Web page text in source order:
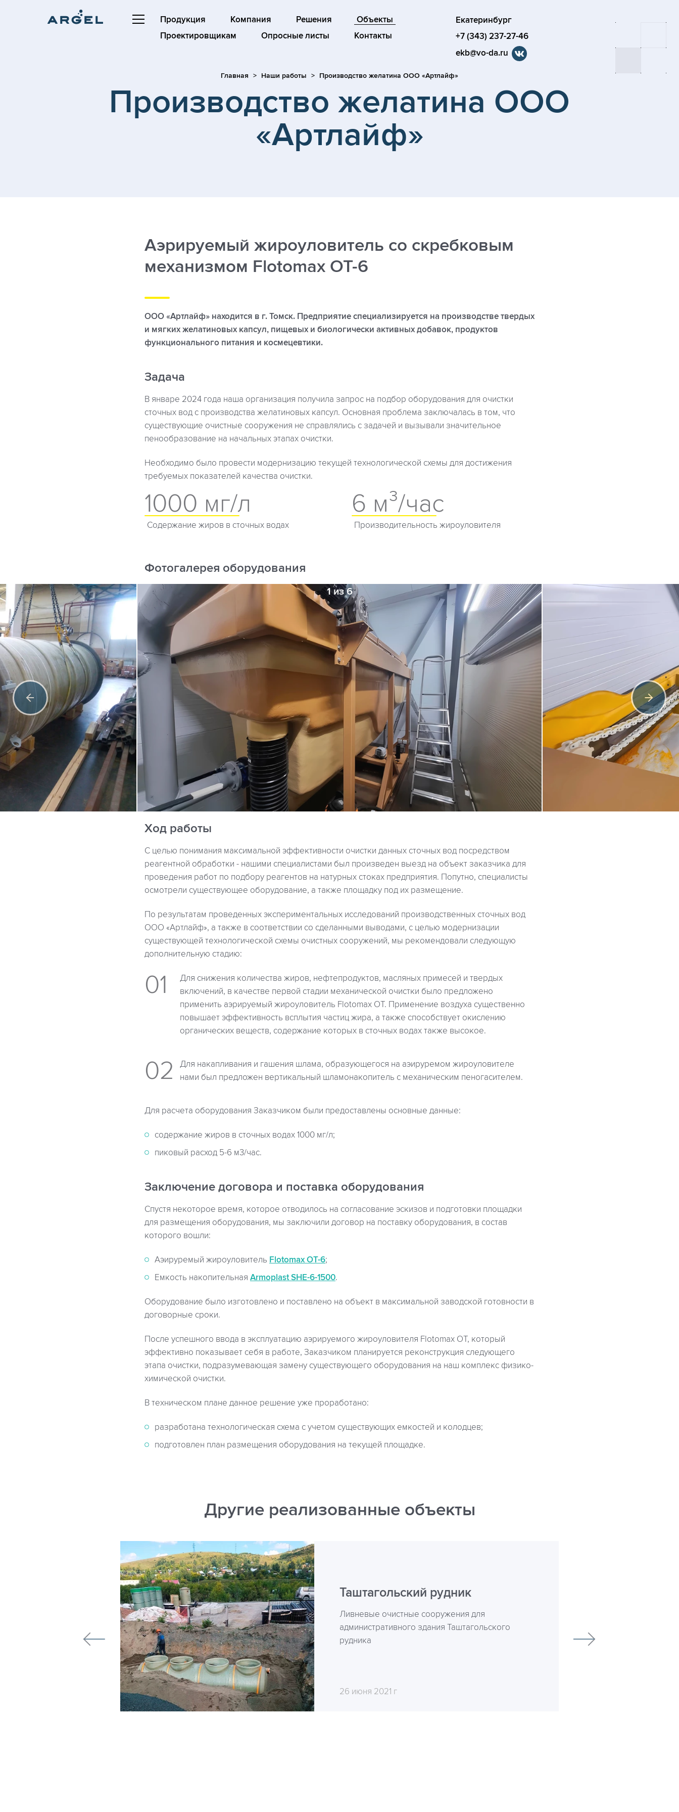
Продукция Компания Решения
Объекты
Проектировщикам
Опросные листы Контакты
Екатеринбург
+7 (343) 237-27-46
ekb@vo-da.ru
Главная Наши работы Производство желатина ООО «Артлайф»
Производство желатина ООО
«Артлайф»
Аэрируемый жироуловитель со скребковым
механизмом Flotomax OT-6
ООО «Артлайф» находится в г. Томск. Предприятие специализируется на производстве твердых
и мягких желатиновых капсул, пищевых и биологически активных добавок, продуктов
функционального питания и космецевтики.
Задача
В январе 2024 года наша организация получила запрос на подбор оборудования для очистки
сточных вод с производства желатиновых капсул. Основная проблема заключалась в том, что
существующие очистные сооружения не справлялись с задачей и вызывали значительное
пенообразование на начальных этапах очистки.
Необходимо было провести модернизацию текущей технологической схемы для достижения
требуемых показателей качества очистки.
1000 мг/л
Содержание жиров в сточных водах
6 м³/час
Производительность жироуловителя
Фотогалерея оборудования
1 из 6
Ход работы
С целью понимания максимальной эффективности очистки данных сточных вод посредством
реагентной обработки - нашими специалистами был произведен выезд на объект заказчика для
проведения работ по подбору реагентов на натурных стоках предприятия. Попутно, специалисты
осмотрели существующее оборудование, а также площадку под их размещение.
По результатам проведенных экспериментальных исследований производственных сточных вод
ООО «Артлайф», а также в соответствии со сделанными выводами, с целью модернизации
существующей технологической схемы очистных сооружений, мы рекомендовали следующую
дополнительную стадию:
Для снижения количества жиров, нефтепродуктов, масляных примесей и твердых
включений, в качестве первой стадии механической очистки было предложено
применить аэрируемый жироуловитель Flotomax OT. Применение воздуха существенно
повышает эффективность всплытия частиц жира, а также способствует окислению
органических веществ, содержание которых в сточных водах также высокое.
Для накапливания и гашения шлама, образующегося на аэируремом жироуловителе
нами был предложен вертикальный шламонакопитель с механическим пеногасителем.
Для расчета оборудования Заказчиком были предоставлены основные данные:
содержание жиров в сточных водах 1000 мг/л;
пиковый расход 5-6 м3/час.
Заключение договора и поставка оборудования
Спустя некоторое время, которое отводилось на согласование эскизов и подготовки площадки
для размещения оборудования, мы заключили договор на поставку оборудования, в состав
которого вошли:
Аэируремый жироуловитель Flotomax ОТ-6;
Емкость накопительная Armoplast SHE-6-1500.
Оборудование было изготовлено и поставлено на объект в максимальной заводской готовности в
договорные сроки.
После успешного ввода в эксплуатацию аэрируемого жироуловителя Flotomax OT, который
эффективно показывает себя в работе, Заказчиком планируется реконструкция следующего
этапа очистки, подразумевающая замену существующего оборудования на наш комплекс физико-
химической очистки.
В техническом плане данное решение уже проработано:
разработана технологическая схема с учетом существующих емкостей и колодцев;
подготовлен план размещения оборудования на текущей площадке.
Другие реализованные объекты
Таштагольский рудник
Ливневые очистные сооружения для
административного здания Таштагольского
рудника
26 июня 2021 г